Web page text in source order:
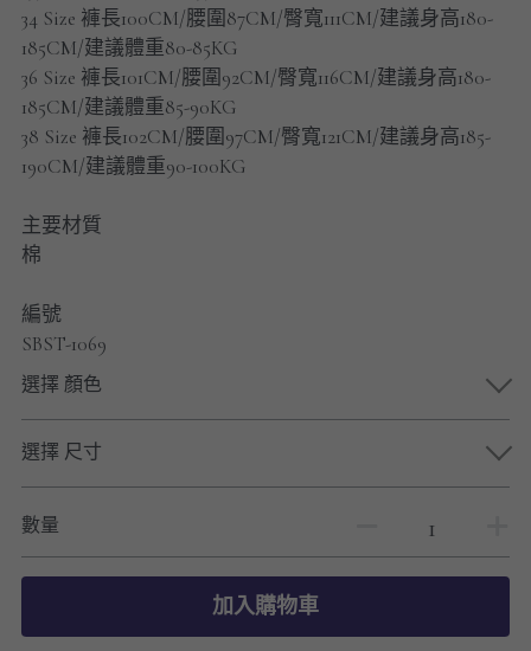
34 Size 褲長100CM/腰圍87CM/臀寬111CM/建議身高180-
185CM/建議體重80-85KG
36 Size 褲長101CM/腰圍92CM/臀寬116CM/建議身高180-
185CM/建議體重85-90KG
38 Size 褲長102CM/腰圍97CM/臀寬121CM/建議身高185-
190CM/建議體重90-100KG
主要材質
棉
編號
SBST-1069
選擇 顏色
選擇 尺寸
數量
加入購物車
限時促銷
男裝